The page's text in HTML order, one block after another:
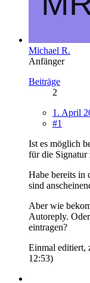
Michael R.
Anfänger
Beiträge
2
1. April
#1
Ist es möglich
für die Signatur
Habe bereits in
sind
Aber wie
Autoreply.
eintragen?
Einmal editiert,
12:53)